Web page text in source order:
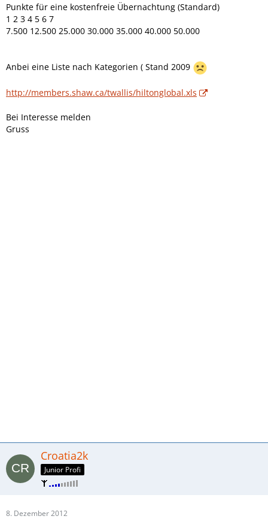
Punkte für eine kostenfreie Übernachtung (Standard)
1 2 3 4 5 6 7
7.500 12.500 25.000 30.000 35.000 40.000 50.000
Anbei eine Liste nach Kategorien ( Stand 2009
http://members.shaw.ca/twallis/hiltonglobal.xls
Bei Interesse melden
Gruss
Croatia2k
Junior Profi
8. Dezember 2012